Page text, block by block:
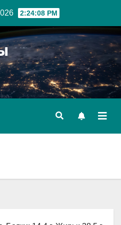
2:24:09 PM